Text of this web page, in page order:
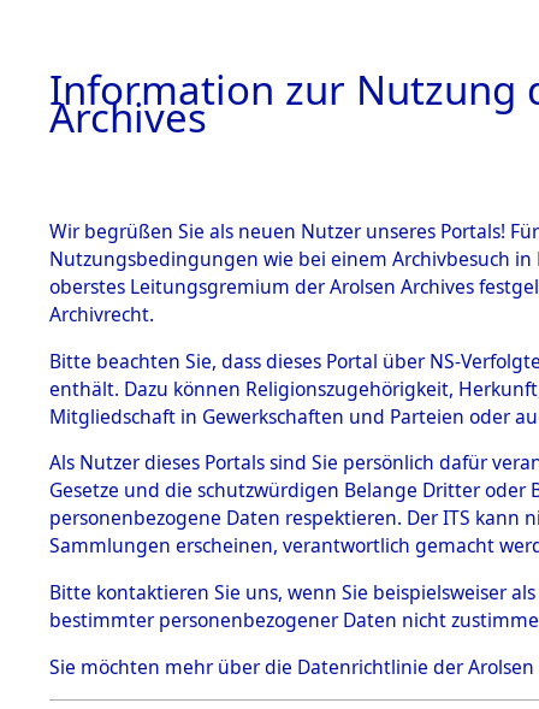
BESTÄNDE
1.
mente
5. Verschiedenes
5.3
Todesmärsche
5.3.1 Alliierte
Erhebungen
zu
Todesmärsch
en
5.3.2
und
Information zur Nutzung
Archives
Wir begrüßen Sie als neuen Nutzer unseres Portals!
Nutzungsbedingungen wie bei einem Archivbesuch
oberstes Leitungsgremium der Arolsen Archives
Archivrecht.
Bitte beachten Sie, dass dieses Portal über NS-
enthält. Dazu können Religionszugehörigkeit,
Mitgliedschaft in Gewerkschaften und Parteien oder
Als Nutzer dieses Portals sind Sie persönlich dafür
Gesetze und die schutzwürdigen Belange Dritter
personenbezogene Daten respektieren. Der ITS
Sammlungen erscheinen, verantwortlich gemacht
Bitte kontaktieren Sie uns, wenn Sie beispielsweiser
bestimmter personenbezogener Daten nicht
Sie möchten mehr über die Datenrichtlinie der Arolsen